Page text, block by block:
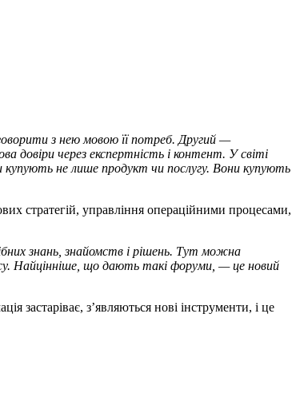
з нею мовою її потреб. Другий —
через експертність і контент. У світі
купують не лише продукт чи послугу. Вони купують
стратегій, управління операційними процесами,
знань, знайомств і рішень. Тут можна
Найцінніше, що дають такі форуми, — це новий
застаріває, з’являються нові інструменти, і це